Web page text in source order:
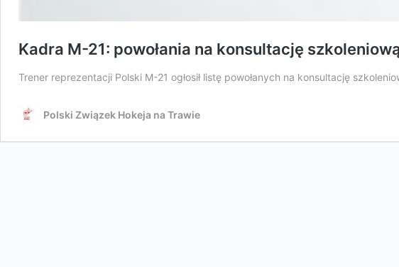
Kadra M-21: powołania na konsultację
Trener reprezentacji Polski M-21 ogłosił listę powołanych na konsultację
Polski Związek Hokeja na Trawie